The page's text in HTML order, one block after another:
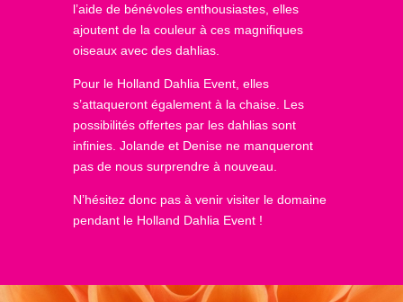
l’aide de bénévoles enthousiastes, elles
ajoutent de la couleur à ces magnifiques
oiseaux avec des dahlias.
Pour le Holland Dahlia Event, elles
s’attaqueront également à la chaise. Les
possibilités offertes par les dahlias sont
infinies. Jolande et Denise ne manqueront
pas de nous surprendre à nouveau.
N’hésitez donc pas à venir visiter le domaine
pendant le Holland Dahlia Event !